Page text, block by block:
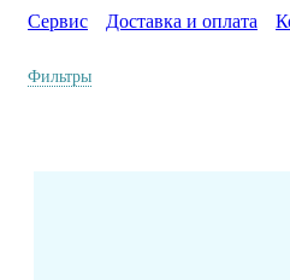
Сервис
Доставка и оплата
Фильтры